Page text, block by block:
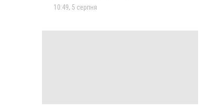
10:49, 5 серпня